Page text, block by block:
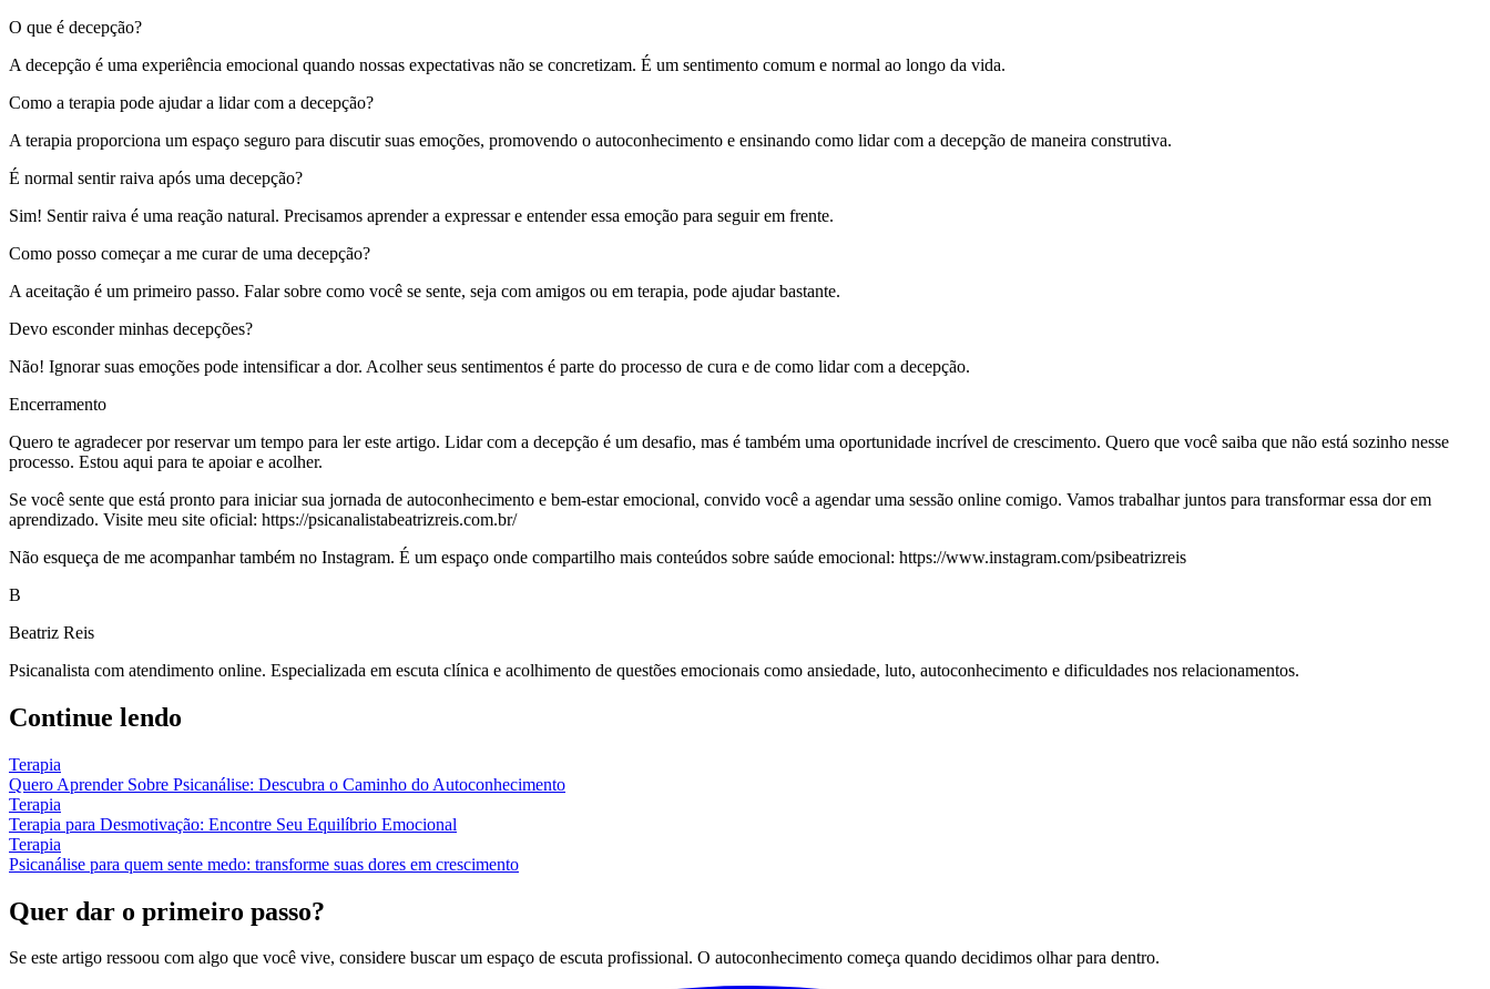
O que é decepção?
A decepção é uma experiência emocional quando nossas expectativas não se concretizam. É um sentimento comum e normal ao longo da vida.
Como a terapia pode ajudar a lidar com a decepção?
A terapia proporciona um espaço seguro para discutir suas emoções, promovendo o autoconhecimento e ensinando como lidar com a decepção de maneira construtiva.
É normal sentir raiva após uma decepção?
Sim! Sentir raiva é uma reação natural. Precisamos aprender a expressar e entender essa emoção para seguir em frente.
Como posso começar a me curar de uma decepção?
A aceitação é um primeiro passo. Falar sobre como você se sente, seja com amigos ou em terapia, pode ajudar bastante.
Devo esconder minhas decepções?
Não! Ignorar suas emoções pode intensificar a dor. Acolher seus sentimentos é parte do processo de cura e de como lidar com a decepção.
Encerramento
Quero te agradecer por reservar um tempo para ler este artigo. Lidar com a decepção é um desafio, mas é também uma oportunidade incrível de crescimento. Quero que você saiba que não está sozinho nesse
processo. Estou aqui para te apoiar e acolher.
Se você sente que está pronto para iniciar sua jornada de autoconhecimento e bem-estar emocional, convido você a agendar uma sessão online comigo. Vamos trabalhar juntos para transformar essa dor em
aprendizado. Visite meu site oficial: https://psicanalistabeatrizreis.com.br/
Não esqueça de me acompanhar também no Instagram. É um espaço onde compartilho mais conteúdos sobre saúde emocional: https://www.instagram.com/psibeatrizreis
B
Beatriz Reis
Psicanalista com atendimento online. Especializada em escuta clínica e acolhimento de questões emocionais como ansiedade, luto, autoconhecimento e dificuldades nos relacionamentos.
Continue lendo
Terapia
Quero Aprender Sobre Psicanálise: Descubra o Caminho do Autoconhecimento
Terapia
Terapia para Desmotivação: Encontre Seu Equilíbrio Emocional
Terapia
Psicanálise para quem sente medo: transforme suas dores em crescimento
Quer dar o primeiro passo?
Se este artigo ressoou com algo que você vive, considere buscar um espaço de escuta profissional. O autoconhecimento começa quando decidimos olhar para dentro.